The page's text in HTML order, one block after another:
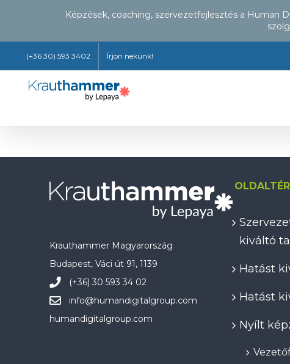
(+36 30) 593 3402 Írjon nekünk!
Krauthammer Magyarország
Budapest, Váci út 91, 1139
(+36) 30 593 34 02
info@humandigitalgroup.com
humandigitalgroup.com
kiváltó
Hatást
Hatást
Nyílt
Képzések, coaching, szervezetfejlesztés a Human